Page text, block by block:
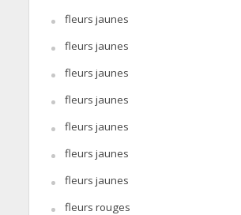
fleurs jaunes
fleurs jaunes
fleurs jaunes
fleurs jaunes
fleurs jaunes
fleurs jaunes
fleurs jaunes
fleurs rouges